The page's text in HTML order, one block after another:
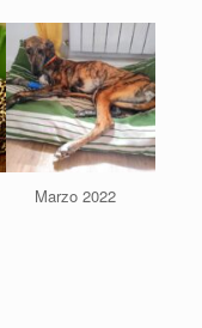
Marzo 2022